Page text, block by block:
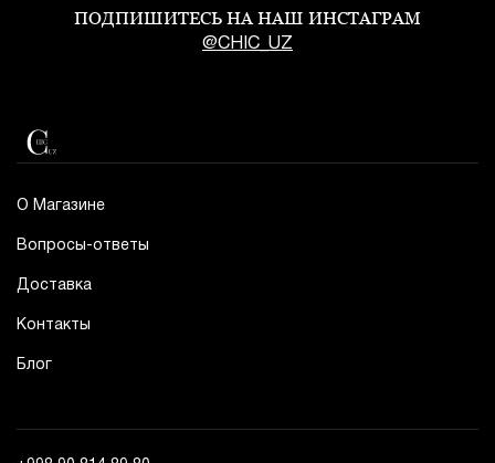
ПОДПИШИТЕСЬ НА НАШ ИНСТАГРАМ
@CHIC_UZ
О Магазине
Вопросы-ответы
Доставка
Контакты
Блог